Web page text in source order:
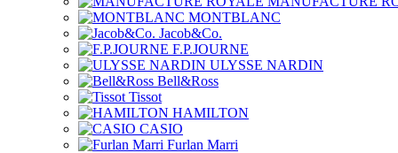
MONTBLANC
Jacob&Co.
F.P.JOURNE
ULYSSE NARDIN
Bell&Ross
Tissot
HAMILTON
CASIO
Furlan Marri